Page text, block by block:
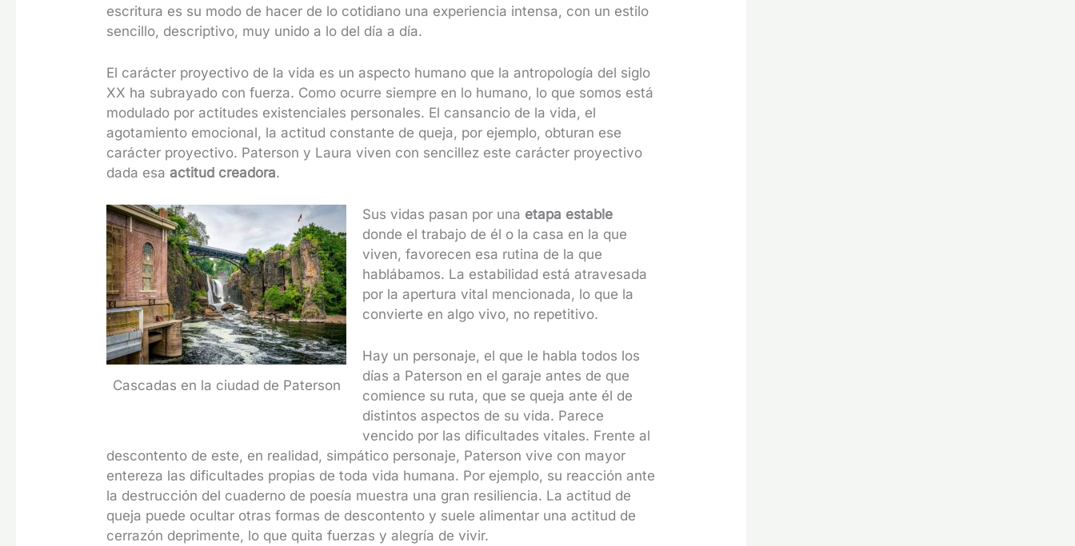
escritura es su modo de hacer de lo cotidiano una experiencia intensa, con un estilo
sencillo, descriptivo, muy unido a lo del día a día.
El carácter proyectivo de la vida es un aspecto humano que la antropología del siglo
XX ha subrayado con fuerza. Como ocurre siempre en lo humano, lo que somos está
modulado por actitudes existenciales personales. El cansancio de la vida, el
agotamiento emocional, la actitud constante de queja, por ejemplo, obturan ese
carácter proyectivo. Paterson y Laura viven con sencillez este carácter proyectivo
dada esaactitud creadora.
Cascadas en la ciudad de Paterson
Sus vidas pasan por una etapa estable
donde el trabajo de él o la casa en la que
viven, favorecen esa rutina de la que
hablábamos. La estabilidad está atravesada
por la apertura vital mencionada, lo que la
convierte en algo vivo, no repetitivo.
Hay un personaje, el que le habla todos los
días a Paterson en el garaje antes de que
comience su ruta, que se queja ante él de
distintos aspectos de su vida. Parece
vencido por las dificultades vitales. Frente al
descontento de este, en realidad, simpático personaje, Paterson vive con mayor
entereza las dificultades propias de toda vida humana. Por ejemplo, su reacción ante
la destrucción del cuaderno de poesía muestra una gran resiliencia. La actitud de
queja puede ocultar otras formas de descontento y suele alimentar una actitud de
cerrazón deprimente, lo que quita fuerzas y alegría de vivir.